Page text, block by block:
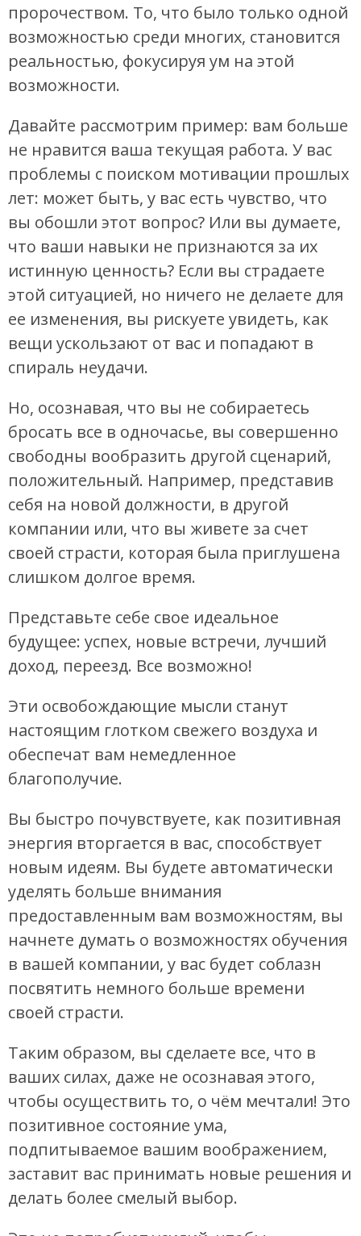
пророчеством. То, что было только одной
возможностью среди многих, становится
реальностью, фокусируя ум на этой
возможности.
Давайте рассмотрим пример: вам больше
не нравится ваша текущая работа. У вас
проблемы с поиском мотивации прошлых
лет: может быть, у вас есть чувство, что
вы обошли этот вопрос? Или вы думаете,
что ваши навыки не признаются за их
истинную ценность? Если вы страдаете
этой ситуацией, но ничего не делаете для
ее изменения, вы рискуете увидеть, как
вещи ускользают от вас и попадают в
спираль неудачи.
Но, осознавая, что вы не собираетесь
бросать все в одночасье, вы совершенно
свободны вообразить другой сценарий,
положительный. Например, представив
себя на новой должности, в другой
компании или, что вы живете за счет
своей страсти, которая была приглушена
слишком долгое время.
Представьте себе свое идеальное
будущее: успех, новые встречи, лучший
доход, переезд. Все возможно!
Эти освобождающие мысли станут
настоящим глотком свежего воздуха и
обеспечат вам немедленное
благополучие.
Вы быстро почувствуете, как позитивная
энергия вторгается в вас, способствует
новым идеям. Вы будете автоматически
уделять больше внимания
предоставленным вам возможностям, вы
начнете думать о возможностях обучения
в вашей компании, у вас будет соблазн
посвятить немного больше времени
своей страсти.
Таким образом, вы сделаете все, что в
ваших силах, даже не осознавая этого,
чтобы осуществить то, о чём мечтали! Это
позитивное состояние ума,
подпитываемое вашим воображением,
заставит вас принимать новые решения и
делать более смелый выбор.